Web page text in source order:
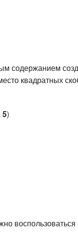
содержанием
квадратных
5)